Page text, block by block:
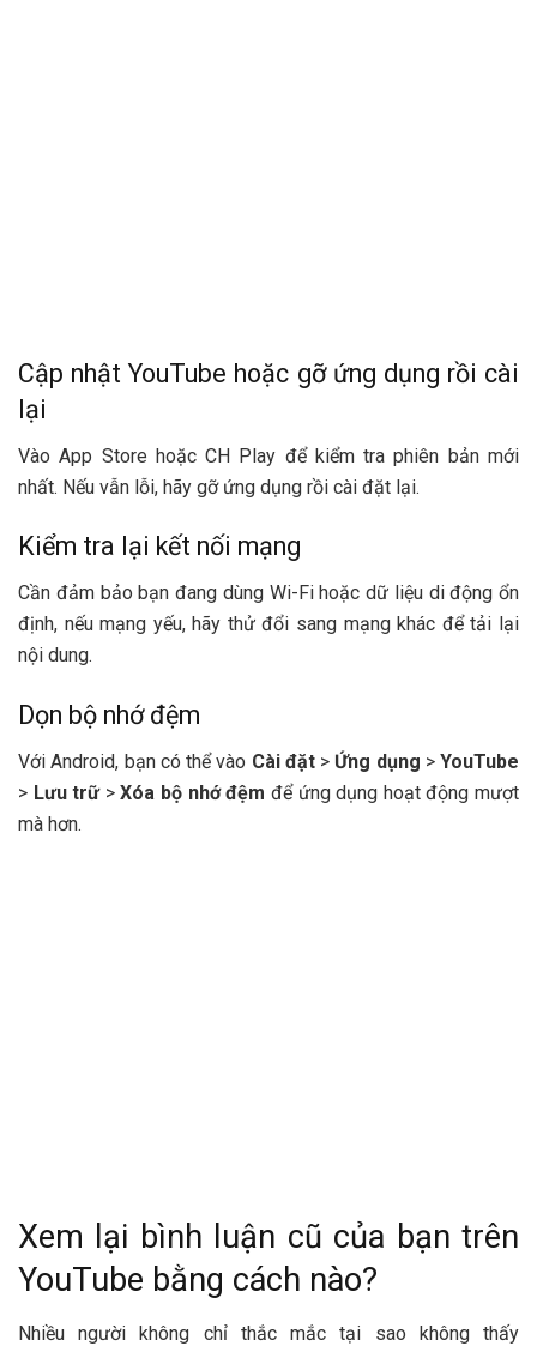
Cập nhật YouTube hoặc gỡ ứng dụng rồi cài
lại
Vào App Store hoặc CH Play để kiểm tra phiên bản mới
nhất. Nếu vẫn lỗi, hãy gỡ ứng dụng rồi cài đặt lại.
Kiểm tra lại kết nối mạng
Cần đảm bảo bạn đang dùng Wi-Fi hoặc dữ liệu di động ổn
định, nếu mạng yếu, hãy thử đổi sang mạng khác để tải lại
nội dung.
Dọn bộ nhớ đệm
Với Android, bạn có thể vào Cài đặt> Ứng dụng > YouTube
> Lưu trữ>Xóa bộ nhớ đệm để ứng dụng hoạt động mượt
mà hơn.
Xem lại bình luận cũ của bạn trên
YouTube bằng cách nào?
Nhiều người không chỉ thắc mắc tại sao không thấy